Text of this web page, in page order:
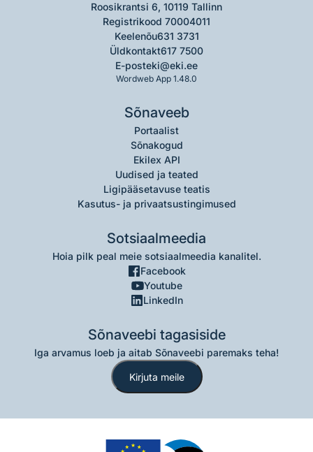
Roosikrantsi 6, 10119 Tallinn
Registrikood 70004011
Keelenõu631 3731
Üldkontakt617 7500
E-posteki@eki.ee
Wordweb App 1.48.0
Sõnaveeb
Portaalist
Sõnakogud
Ekilex API
Uudised ja teated
Ligipääsetavuse teatis
Kasutus- ja privaatsustingimused
Sotsiaalmeedia
Hoia pilk peal meie sotsiaalmeedia kanalitel.
Facebook
Youtube
LinkedIn
Sõnaveebi tagasiside
Iga arvamus loeb ja aitab Sõnaveebi paremaks teha!
Kirjuta meile